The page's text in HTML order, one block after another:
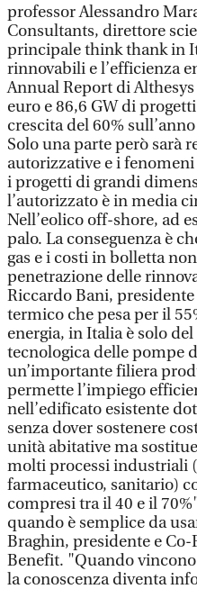
professor Alessandro
Consultants, direttore
principale think thank in
rinnovabili e l’efficienza
Annual Report di
euro e 86,6 GW di
crescita del 60%
Solo una parte però sarà
autorizzative e i
i progetti di grandi
l’autorizzato è in media
Nell’eolico off-shore, ad
palo. La conseguenza è
gas e i costi in bolletta
penetrazione delle
Riccardo Bani,
termico che pesa per il
energia, in Italia è solo del
tecnologica delle pompe
un’importante filiera
permette l’impiego
nell’edificato esistente
senza dover sostenere
unità abitative ma
molti processi industriali
farmaceutico, sanitario)
compresi tra il 40 e il
quando è semplice da
Braghin, presidente e
Benefit. "Quando
la conoscenza diventa